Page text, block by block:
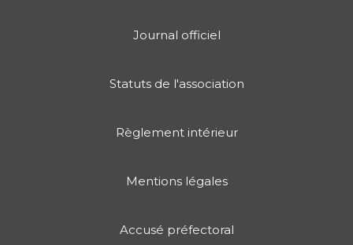
Journal officiel
Statuts de l'association
Règlement intérieur
Mentions légales
Accusé préfectoral